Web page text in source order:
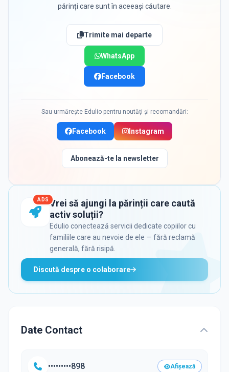
părinți care sunt în aceeași căutare.
Trimite mai departe
WhatsApp
Facebook
Sau urmărește Edulio pentru noutăți și recomandări:
Facebook Instagram
Abonează-te la newsletter
ADS Vrei să ajungi la părinții care caută
activ soluții?
Edulio conectează servicii dedicate copiilor cu
familiile care au nevoie de ele — fără reclamă
generală, fără risipă.
Discută despre o colaborare
Date Contact
•••••••••898 Afișează